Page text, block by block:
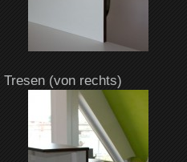
(von rechts)